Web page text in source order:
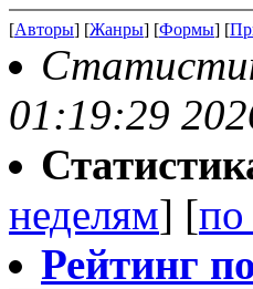
[Авторы] [Жанры] [Формы] [
01:19:29
неделям] [по
Рейтинг